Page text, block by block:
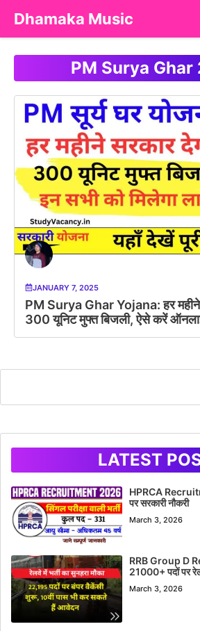
Skip
content
Dhamaka Music
PM Surya Ghar
JANUARY 7, 2025
PM Surya Ghar Yojana: हर महीने
300 यूनिट मुफ्त बिजली, ऐसे करें
LATEST
HPRCA
पर सरकारी नौकरी
March 3, 2026
RRB Group D
21000+ पदों पर
March 3, 2026